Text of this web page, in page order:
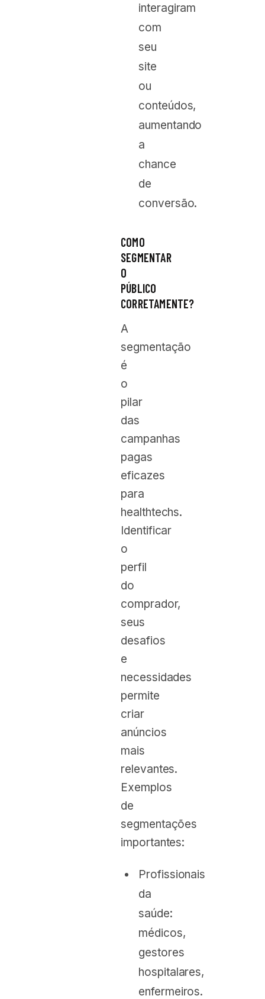
interagiram
com
seu
site
ou
conteúdos,
aumentando
a
chance
de
conversão.
COMO
SEGMENTAR
O
PÚBLICO
CORRETAMENTE?
A
segmentação
é
o
pilar
das
campanhas
pagas
eficazes
para
healthtechs.
Identificar
o
perfil
do
comprador,
seus
desafios
e
necessidades
permite
criar
anúncios
mais
relevantes.
Exemplos
de
segmentações
importantes:
Profissionais
da
saúde:
médicos,
gestores
hospitalares,
enfermeiros.